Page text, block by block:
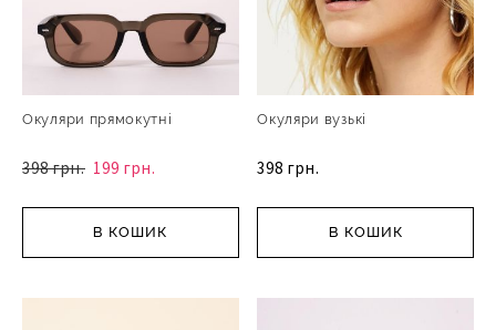
Окуляри прямокутні
398 грн. 199 грн.
В КОШИК
Окуляри вузькі
398 грн.
В КОШИК